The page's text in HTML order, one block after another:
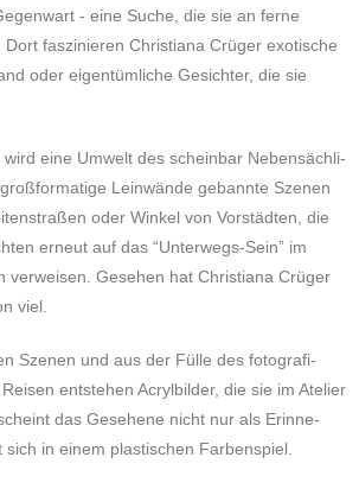
- eine Suche, die sie an ferne
fas­zi­nie­ren Chri­stia­na Crüger exo­ti­sche
oder eigen­tüm­li­che Gesich­ter, die sie
eine Umwelt des schein­bar Neben­säch­li­
Lein­wän­de gebann­te Szenen
oder Winkel von Vor­städ­ten, die
erneut auf das “Unter­wegs-Sein” im
ver­wei­sen. Gese­hen hat Chri­stia­na Crüger
viel.
Szenen und aus der Fülle des foto­gra­fi­
ent­ste­hen Acryl­bil­der, die sie im Ate­lier
das Gese­he­ne nicht nur als Erin­ne­
in einem pla­sti­schen Farbenspiel.